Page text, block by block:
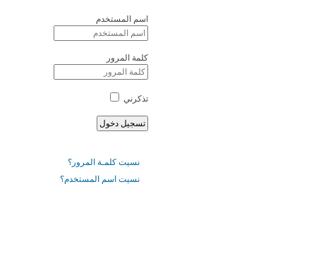
اسم المستخدم
كلمة المرور
تذكرني
نسيت كلمـة المرور؟
نسيت اسم المستخدم؟